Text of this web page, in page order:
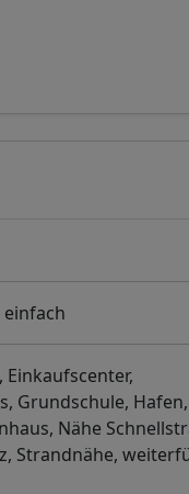
einfach
Einkaufscenter,
Grundschule, Hafen,
Nähe
Strandnähe,